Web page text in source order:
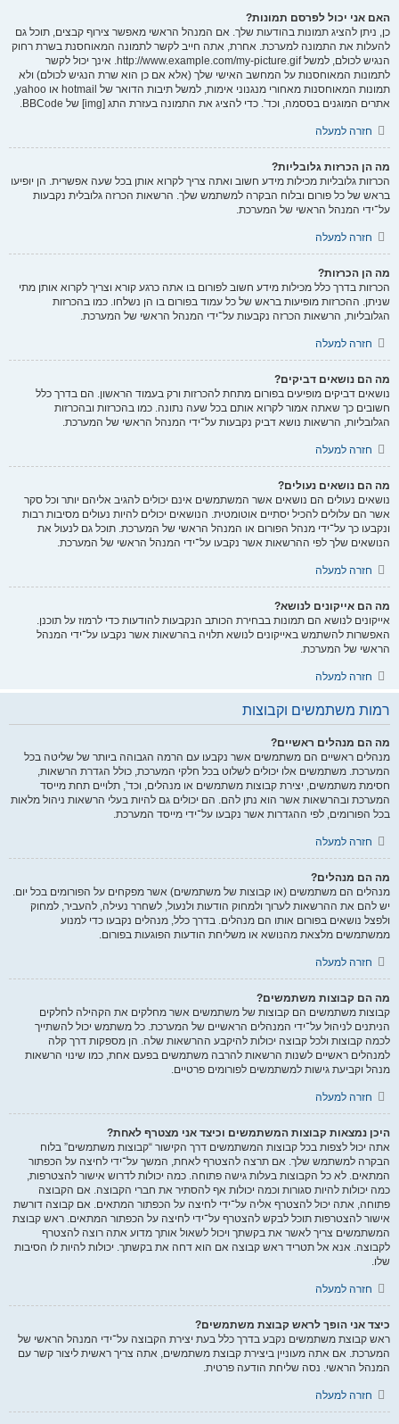
האם אני יכול לפרסם תמונות?
כן, ניתן להציג תמונות בהודעות שלך. אם המנהל הראשי מאפשר צירוף קבצים, תוכל גם
להעלות את התמונה למערכת. אחרת, אתה חייב לקשר לתמונה המאוחסנת בשרת רחוק
הנגיש לכולם, למשל http://www.example.com/my-picture.gif. אינך יכול לקשר
לתמונות המאוחסנות על המחשב האישי שלך (אלא אם כן הוא שרת הנגיש לכולם) ולא
תמונות המאוחסנות מאחורי מנגנוני אימות, למשל תיבות הדואר של hotmail או yahoo,
אתרים המוגנים בססמה, וכד'. כדי להציג את התמונה בעזרת התג [img] של BBCode.
חזרה למעלה
מה הן הכרזות גלובליות?
הכרזות גלובליות מכילות מידע חשוב ואתה צריך לקרוא אותן בכל שעה אפשרית. הן יופיעו
בראש של כל פורום ובלוח הבקרה למשתמש שלך. הרשאות הכרזה גלובלית נקבעות
על־ידי המנהל הראשי של המערכת.
חזרה למעלה
מה הן הכרזות?
הכרזות בדרך כלל מכילות מידע חשוב לפורום בו אתה כרגע קורא וצריך לקרוא אותן מתי
שניתן. ההכרזות מופיעות בראש של כל עמוד בפורום בו הן נשלחו. כמו בהכרזות
הגלובליות, הרשאות הכרזה נקבעות על־ידי המנהל הראשי של המערכת.
חזרה למעלה
מה הם נושאים דביקים?
נושאים דביקים מופיעים בפורום מתחת להכרזות ורק בעמוד הראשון. הם בדרך כלל
חשובים כך שאתה אמור לקרוא אותם בכל שעה נתונה. כמו בהכרזות ובהכרזות
הגלובליות, הרשאות נושא דביק נקבעות על־ידי המנהל הראשי של המערכת.
חזרה למעלה
מה הם נושאים נעולים?
נושאים נעולים הם נושאים אשר המשתמשים אינם יכולים להגיב אליהם יותר וכל סקר
אשר הם עלולים להכיל יסתיים אוטומטית. הנושאים יכולים להיות נעולים מסיבות רבות
ונקבעו כך על־ידי מנהל הפורום או המנהל הראשי של המערכת. תוכל גם לנעול את
הנושאים שלך לפי ההרשאות אשר נקבעו על־ידי המנהל הראשי של המערכת.
חזרה למעלה
מה הם אייקונים לנושא?
אייקונים לנושא הם תמונות בבחירת הכותב הנקבעות להודעות כדי לרמוז על תוכנן.
האפשרות להשתמש באייקונים לנושא תלויה בהרשאות אשר נקבעו על־ידי המנהל
הראשי של המערכת.
חזרה למעלה
רמות משתמשים וקבוצות
מה הם מנהלים ראשיים?
מנהלים ראשיים הם משתמשים אשר נקבעו עם הרמה הגבוהה ביותר של שליטה בכל
המערכת. משתמשים אלו יכולים לשלוט בכל חלקי המערכת, כולל הגדרת הרשאות,
חסימת משתמשים, יצירת קבוצות משתמשים או מנהלים, וכד', תלויים תחת מייסד
המערכת ובהרשאות אשר הוא נתן להם. הם יכולים גם להיות בעלי הרשאות ניהול מלאות
בכל הפורומים, לפי ההגדרות אשר נקבעו על־ידי מייסד המערכת.
חזרה למעלה
מה הם מנהלים?
מנהלים הם משתמשים (או קבוצות של משתמשים) אשר מפקחים על הפורומים בכל יום.
יש להם את ההרשאות לערוך ולמחוק הודעות ולנעול, לשחרר נעילה, להעביר, למחוק
ולפצל נושאים בפורום אותו הם מנהלים. בדרך כלל, מנהלים נקבעו כדי למנוע
ממשתמשים מלצאת מהנושא או משליחת הודעות הפוגעות בפורום.
חזרה למעלה
מה הם קבוצות משתמשים?
קבוצות משתמשים הם קבוצות של משתמשים אשר מחלקים את הקהילה לחלקים
הניתנים לניהול על־ידי המנהלים הראשיים של המערכת. כל משתמש יכול להשתייך
לכמה קבוצות ולכל קבוצה יכולות להיקבע ההרשאות שלה. הן מספקות דרך קלה
למנהלים ראשיים לשנות הרשאות להרבה משתמשים בפעם אחת, כמו שינוי הרשאות
מנהל וקביעת גישות למשתמשים לפורומים פרטיים.
חזרה למעלה
היכן נמצאות קבוצות המשתמשים וכיצד אני מצטרף לאחת?
אתה יכול לצפות בכל קבוצות המשתמשים דרך הקישור “קבוצות משתמשים” בלוח
הבקרה למשתמש שלך. אם תרצה להצטרף לאחת, המשך על־ידי לחיצה על הכפתור
המתאים. לא כל הקבוצות בעלות גישה פתוחה. כמה יכולות לדרוש אישור להצטרפות,
כמה יכולות להיות סגורות וכמה יכולות אף להסתיר את חברי הקבוצה. אם הקבוצה
פתוחה, אתה יכול להצטרף אליה על־ידי לחיצה על הכפתור המתאים. אם קבוצה דורשת
אישור להצטרפות תוכל לבקש להצטרף על־ידי לחיצה על הכפתור המתאים. ראש קבוצת
המשתמשים צריך לאשר את בקשתך ויכול לשאול אותך מדוע אתה רוצה להצטרף
לקבוצה. אנא אל תטריד ראש קבוצה אם הוא דחה את בקשתך. יכולות להיות לו הסיבות
שלו.
חזרה למעלה
כיצד אני הופך לראש קבוצת משתמשים?
ראש קבוצת משתמשים נקבע בדרך כלל בעת יצירת הקבוצה על־ידי המנהל הראשי של
המערכת. אם אתה מעוניין ביצירת קבוצת משתמשים, אתה צריך ראשית ליצור קשר עם
המנהל הראשי. נסה שליחת הודעה פרטית.
חזרה למעלה